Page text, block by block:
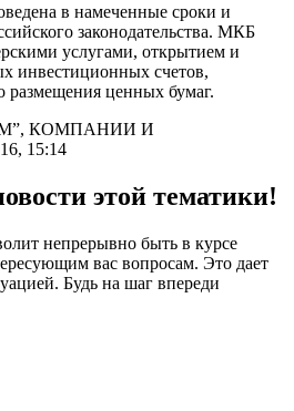
в намеченные сроки и
законодательства. МКБ
услугами, открытием и
инвестиционных счетов,
размещения ценных бумаг.
ФМ”, КОМПАНИИ И
15:14
этой тематики!
непрерывно быть в курсе
вас вопросам. Это дает
Будь на шаг впереди